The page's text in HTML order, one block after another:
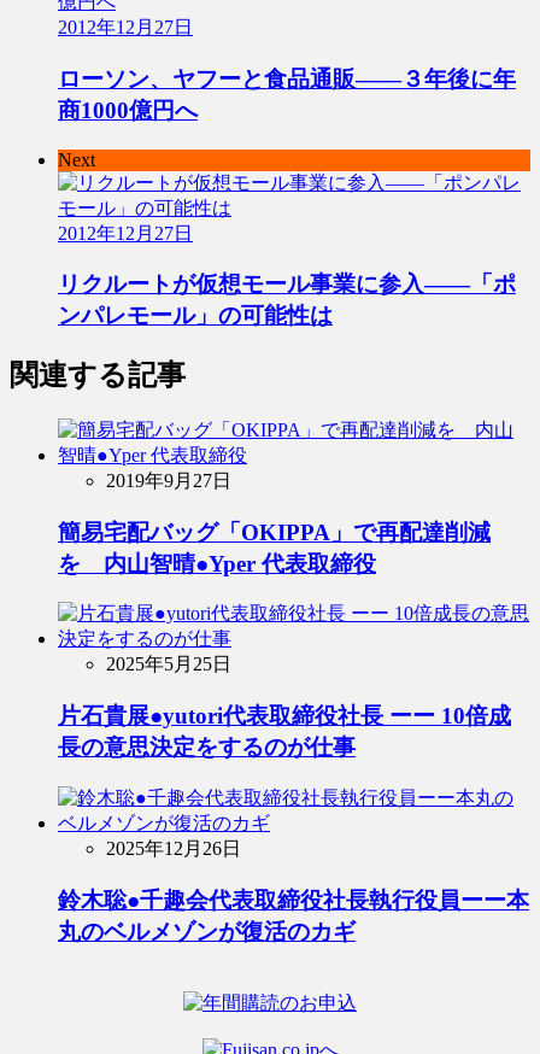
2012年12月27日
ローソン、ヤフーと食品通販――３年後に年
商1000億円へ
Next
2012年12月27日
リクルートが仮想モール事業に参入――「ポ
ンパレモール」の可能性は
関連する記事
2019年9月27日
簡易宅配バッグ「OKIPPA」で再配達削減
を 内山智晴●Yper 代表取締役
2025年5月25日
片石貴展●yutori代表取締役社長 ーー 10倍成
長の意思決定をするのが仕事
2025年12月26日
鈴木聡●千趣会代表取締役社長執行役員ーー本
丸のベルメゾンが復活のカギ